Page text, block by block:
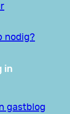
nodig?
in
gastblog